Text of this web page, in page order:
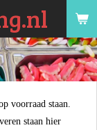
voorraad staan.
staan hier